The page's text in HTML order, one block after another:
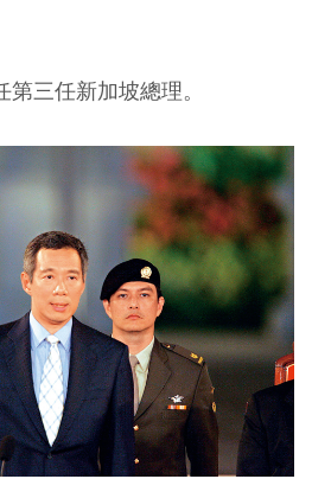
三任新加坡總理。